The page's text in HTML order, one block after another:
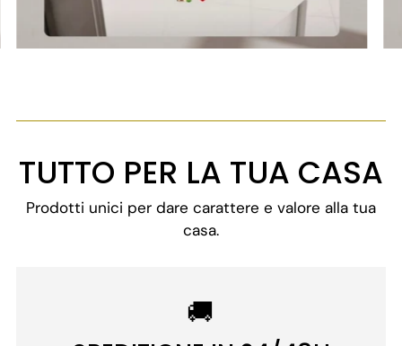
TUTTO PER LA TUA CASA
Prodotti unici per dare carattere e valore alla tua
casa.
🚚